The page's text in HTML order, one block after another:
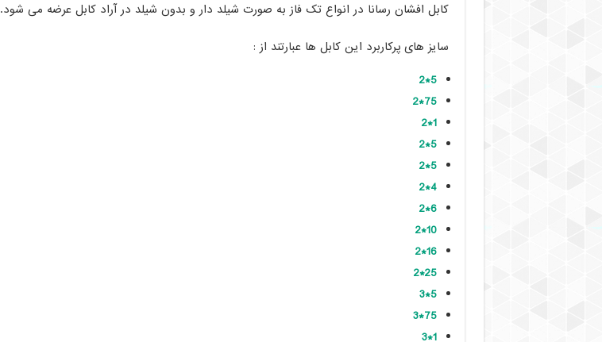
کابل افشان رسانا در انواع تک فاز به صورت شیلد دار و بدون شیلد در آراد کابل عرضه می شود.
سایز های پرکاربرد این کابل ها عبارتند از :
5*2
75*2
1*2
5*2
5*2
4*2
6*2
10*2
16*2
25*2
5*3
75*3
1*3